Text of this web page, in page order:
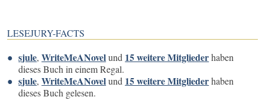
LESEJURY-FACTS
sjule,WriteMeANovelund 15 weitere Mitgliederhaben
dieses Buch in einem Regal.
sjule,WriteMeANovelund 15 weitere Mitgliederhaben
dieses Buch gelesen.